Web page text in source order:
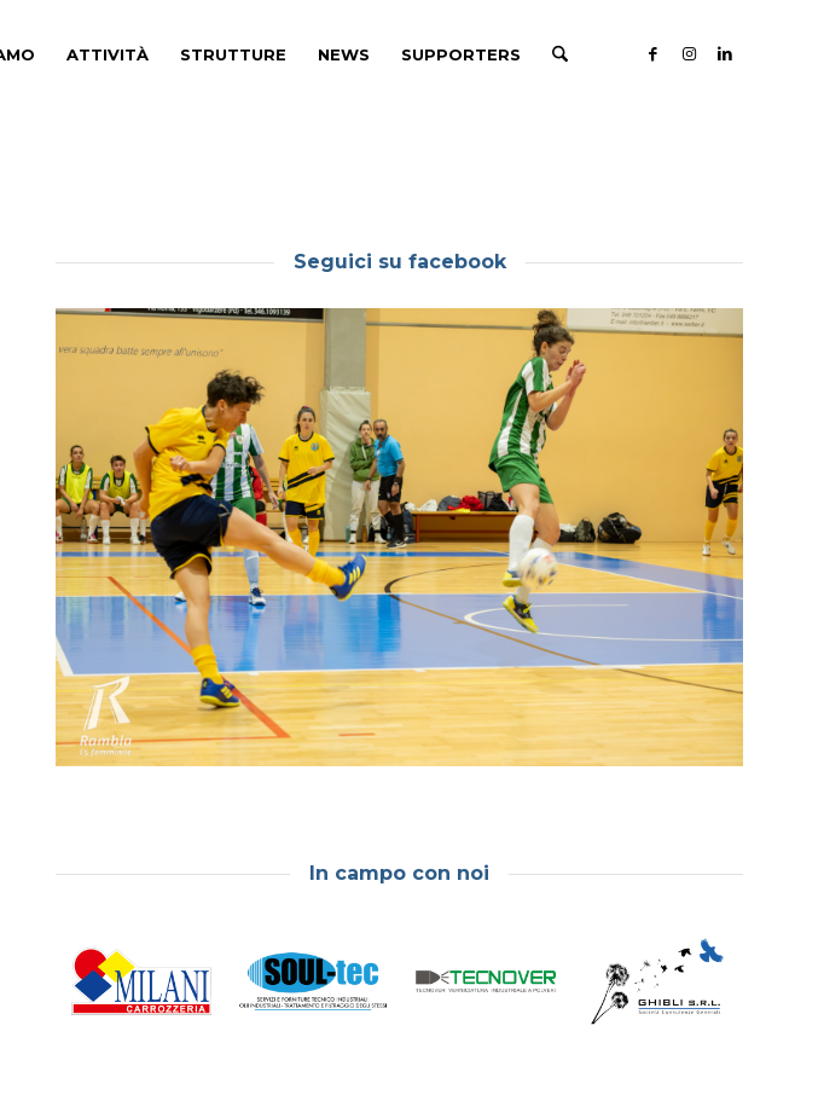
ATTIVITÀ STRUTTURE NEWS SUPPORTERS
Seguici su facebook
In campo con noi